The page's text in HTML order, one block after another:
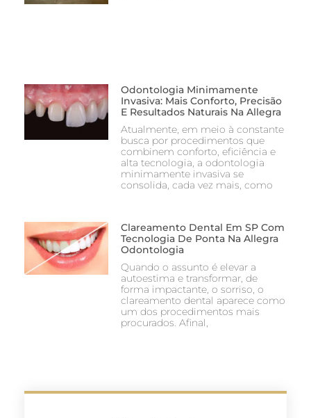
Odontologia Minimamente
Invasiva: Mais Conforto, Precisão
E Resultados Naturais Na Allegra
Atualmente, em meio à constante
busca por procedimentos que
combinem conforto, eficiência e
alta tecnologia, a odontologia
minimamente invasiva se
consolida, cada vez mais, como
Clareamento Dental Em SP Com
Tecnologia De Ponta Na Allegra
Odontologia
Quando o assunto é elevar a
autoestima e transformar, de
forma impactante, o sorriso, o
clareamento dental aparece como
um dos procedimentos mais
procurados. Afinal,